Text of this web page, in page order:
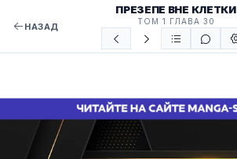
НАЗАД
ПРЕЗЕПЕ ВНЕ КЛЕТКИ
ТОМ 1 ГЛАВА 30